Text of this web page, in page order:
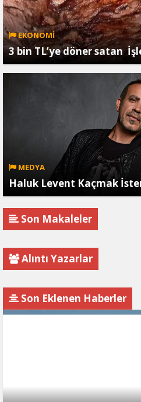
EKONOMİ
3 bin TL’ye döner satan
MEDYA
Haluk Levent Kaçmak
Son Makaleler
Alıntı Yazarlar
Son Eklenen Haberler